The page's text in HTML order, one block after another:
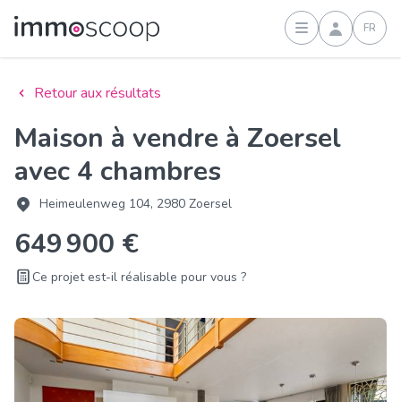
Connexion
FR
Retour aux résultats
Maison à vendre à Zoersel
avec 4 chambres
Heimeulenweg 104, 2980 Zoersel
649 900 €
Ce projet est-il réalisable pour vous ?